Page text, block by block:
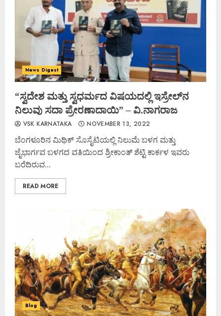
News Digest
“ಸ್ವದೇಶ ಮತ್ತು ಸ್ವಧರ್ಮದ ವಿಷಯದಲ್ಲಿ ಇಸ್ರೇಲ್‌ನ
ನಿಲುವು ಸದಾ ಪ್ರೇರಣಾದಾಯಿ” – ವಿ.ನಾಗರಾಜ
VSK KARNATAKA NOVEMBER 13, 2022
ಬೆಂಗಳೂರಿನ ಮಿಥಿಕ್ ಸೊಸೈಟಿಯಲ್ಲಿ ನಿಲುಮೆ ಬಳಗ ಮತ್ತು
ಜೈಭಾರ್ಗವ ಬಳಗದ ವತಿಯಿಂದ ಶ್ರೀಕಾಂತ್ ಶೆಟ್ಟಿ ಕಾರ್ಕಳ ಇವರು
ಬರೆದಿರುವ...
READ MORE
Blog